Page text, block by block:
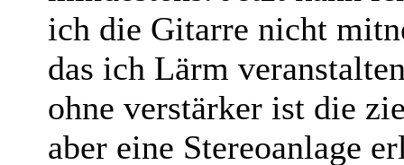
ich die Gitarre nicht
das ich Lärm
ohne verstärker ist die
aber eine Stereoanlage